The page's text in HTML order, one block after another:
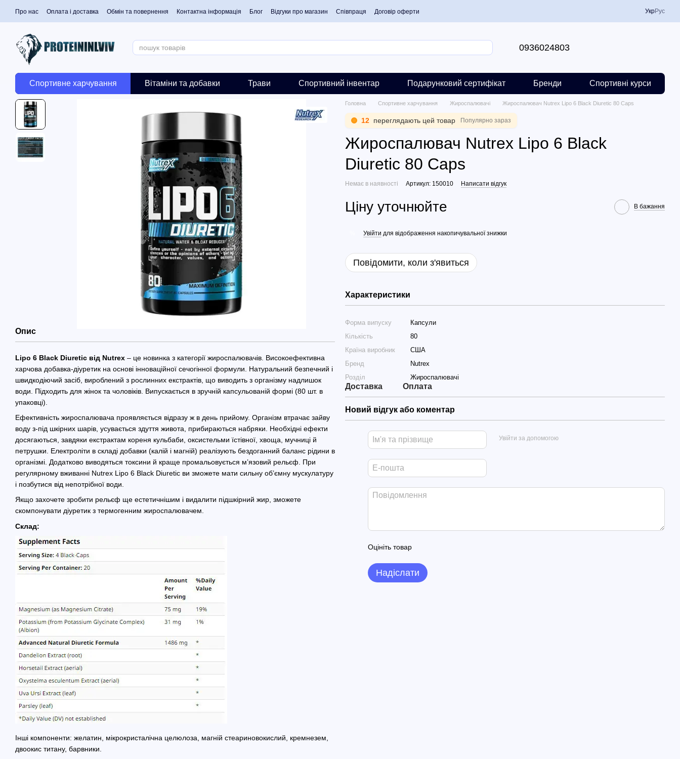
Перейти до основного контенту
Про нас Оплата і доставка Обмін та повернення Контактна інформація Блог Відгуки про магазин Співпраця Договір оферти УкрРус
0936024803
Спортивне харчування Вітаміни та добавки Трави Спортивний інвентар Подарунковий сертифікат Бренди Спортивні курси
Опис
Lipo 6 Black Diuretic від Nutrex – це новинка з категорії жироспалювачів. Високоефективна
харчова добавка-діуретик на основі інноваційної сечогінної формули. Натуральний безпечний і
швидкодіючий засіб, вироблений з рослинних екстрактів, що виводить з організму надлишок
води. Підходить для жінок та чоловіків. Випускається в зручній капсульованій формі (80 шт. в
упаковці).
Ефективність жироспалювача проявляється відразу ж в день прийому. Організм втрачає зайву
воду з-під шкірних шарів, усувається здуття живота, прибираються набряки. Необхідні ефекти
досягаються, завдяки екстрактам кореня кульбаби, оксистельми їстівної, хвоща, мучниці й
петрушки. Електроліти в складі добавки (калій і магній) реалізують бездоганний баланс рідини в
організмі. Додатково виводяться токсини й краще промальовується м’язовий рельєф. При
регулярному вживанні Nutrex Lipo 6 Black Diuretic ви зможете мати сильну об’ємну мускулатуру
і позбутися від непотрібної води.
Якщо захочете зробити рельєф ще естетичнішим і видалити підшкірний жир, зможете
скомпонувати діуретик з термогенним жироспалювачем.
Склад:
Інші компоненти: желатин, мікрокристалічна целюлоза, магній стеариновокислий, кремнезем,
двоокис титану, барвники.
Головна Спортивне харчування Жироспалювачі Жироспалювач Nutrex Lipo 6 Black Diuretic 80 Caps
12 переглядають цей товар Популярно зараз
Жироспалювач Nutrex Lipo 6 Black
Diuretic 80 Caps
Немає в наявності Артикул: 150010 Написати відгук
Ціну уточнюйте В бажання
Увійти для відображення накопичувальної знижки
Повідомити, коли з'явиться
Характеристики
Форма випуску
Капсули
Кількість
80
Країна виробник
США
Бренд
Nutrex
Розділ
Жироспалювачі
Доставка Оплата
Новий відгук або коментар
Увійти за допомогою
Оцініть товар
Надіслати